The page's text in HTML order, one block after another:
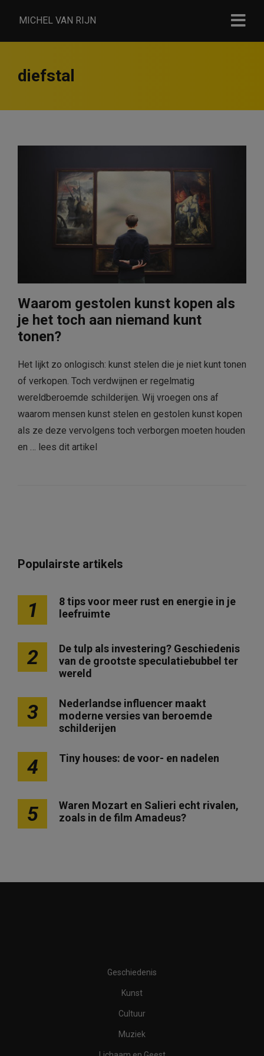
MICHEL VAN RIJN
diefstal
Waarom gestolen kunst kopen als
je het toch aan niemand kunt
tonen?
Het lijkt zo onlogisch: kunst stelen die je niet kunt tonen
of verkopen. Toch verdwijnen er regelmatig
wereldberoemde schilderijen. Wij vroegen ons af
waarom mensen kunst stelen en gestolen kunst kopen
als ze deze vervolgens toch verborgen moeten houden
en … lees dit artikel
Populairste artikels
1
8 tips voor meer rust en energie in je
leefruimte
2
De tulp als investering? Geschiedenis
van de grootste speculatiebubbel ter
wereld
3
Nederlandse influencer maakt
moderne versies van beroemde
schilderijen
4 Tiny houses: de voor- en nadelen
5
Waren Mozart en Salieri echt rivalen,
zoals in de film Amadeus?
Geschiedenis
Kunst
Cultuur
Muziek